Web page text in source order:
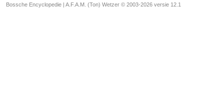
Bossche Encyclopedie | A.F.A.M. (Ton) Wetzer © 2003-2026 versie 12.1